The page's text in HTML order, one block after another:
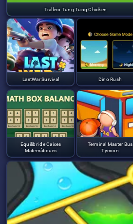
Trallero Tung Tung Chicken
LastWar Survival Dino Rush
Equilibri de Caixes
Matemàtiques
Terminal Master Bus
Tycoon